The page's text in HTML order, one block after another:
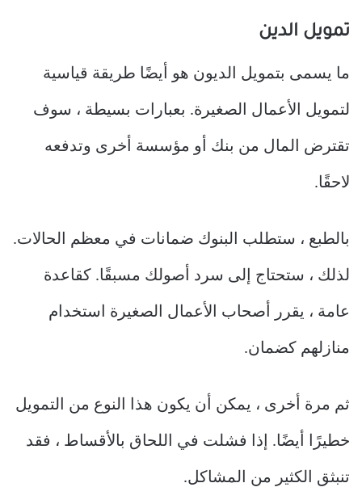
تمويل الدين
ما يسمى بتمويل الديون هو أيضًا طريقة قياسية
لتمويل الأعمال الصغيرة. بعبارات بسيطة ، سوف
تقترض المال من بنك أو مؤسسة أخرى وتدفعه
لاحقًا.
بالطبع ، ستطلب البنوك ضمانات في معظم الحالات.
لذلك ، ستحتاج إلى سرد أصولك مسبقًا. كقاعدة
عامة ، يقرر أصحاب الأعمال الصغيرة استخدام
منازلهم كضمان.
ثم مرة أخرى ، يمكن أن يكون هذا النوع من التمويل
خطيرًا أيضًا. إذا فشلت في اللحاق بالأقساط ، فقد
تنبثق الكثير من المشاكل.